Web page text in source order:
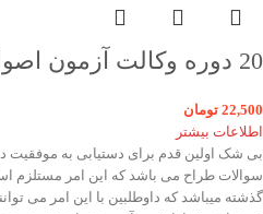
20 دوره وکالت آزمون اصول فقه – چتردانش
22,500 تومان
اطلاعات بیشتر
بی شک اولین قدم برای دستیابی به موفقیت
سوالات طراح می باشد که این امر مستلزم
گذشته میباشد که داوطلبین با این امر می